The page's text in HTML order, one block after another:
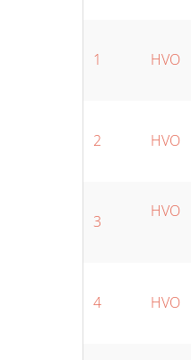
1 HVO
2 HVO
3
HVO
4 HVO